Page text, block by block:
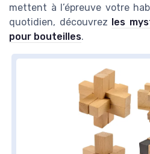
mettent à l’épreuve votre
quotidien, découvrez
les
pour bouteilles.